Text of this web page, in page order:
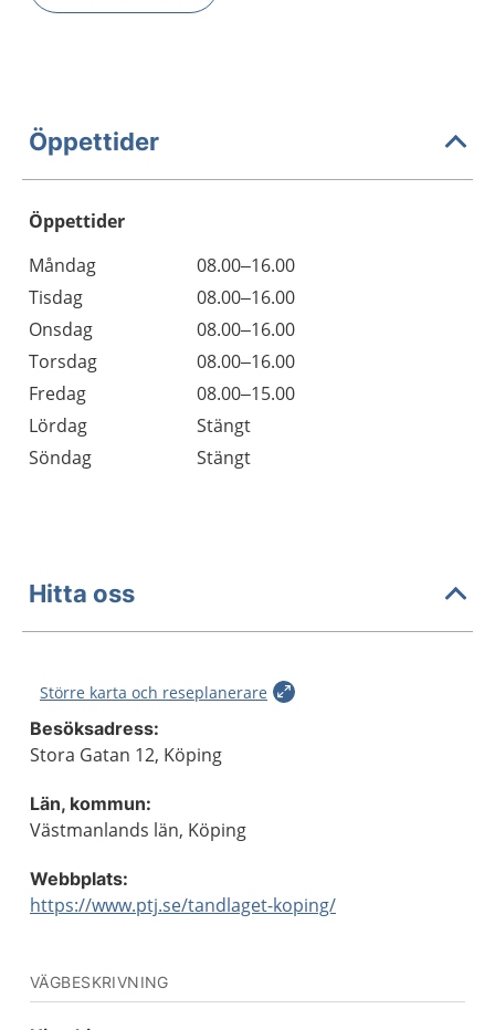
Öppettider
Öppettider
Dag
Öppettider
Kommentarer
Måndag
08.00–16.00
Tisdag
08.00–16.00
Onsdag
08.00–16.00
Torsdag
08.00–16.00
Fredag
08.00–15.00
Lördag
Stängt
Söndag
Stängt
Hitta oss
Större karta och reseplanerare
Besöksadress:
Stora Gatan 12, Köping
Län, kommun:
Västmanlands län, Köping
Webbplats:
https://www.ptj.se/tandlaget-koping/
VÄGBESKRIVNING